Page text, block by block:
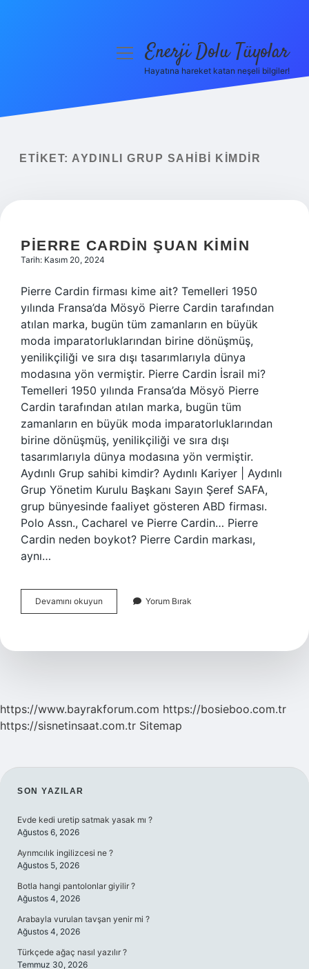
Yasal Uyarı
menüyüEnerji Dolu Tüyolar
Hayatına hareket katan neşeli bilgiler!
ETIKET: AYDINLI GRUP SAHIBI KIMDIR
PIERRE CARDIN ŞUAN KIMIN
Tarih: Kasım 20, 2024
Pierre Cardin firması kime ait? Temelleri 1950
yılında Fransa’da Mösyö Pierre Cardin tarafından
atılan marka, bugün tüm zamanların en büyük
moda imparatorluklarından birine dönüşmüş,
yenilikçiliği ve sıra dışı tasarımlarıyla dünya
modasına yön vermiştir. Pierre Cardin İsrail mi?
Temelleri 1950 yılında Fransa’da Mösyö Pierre
Cardin tarafından atılan marka, bugün tüm
zamanların en büyük moda imparatorluklarından
birine dönüşmüş, yenilikçiliği ve sıra dışı
tasarımlarıyla dünya modasına yön vermiştir.
Aydınlı Grup sahibi kimdir? Aydınlı Kariyer | Aydınlı
Grup Yönetim Kurulu Başkanı Sayın Şeref SAFA,
grup bünyesinde faaliyet gösteren ABD firması.
Polo Assn., Cacharel ve Pierre Cardin… Pierre
Cardin neden boykot? Pierre Cardin markası,
aynı…
Devamını okuyun
Cardin
Yorum Bırak
https://www.bayrakforum.com https://bosieboo.com.tr
https://sisnetinsaat.com.tr Sitemap
SIDEBAR
SON YAZILAR
Evde kedi uretip satmak yasak mı ?
Ağustos 6, 2026
Ayrımcılık ingilizcesi ne ?
Ağustos 5, 2026
Botla hangi pantolonlar giyilir ?
Ağustos 4, 2026
Arabayla vurulan tavşan yenir mi ?
Ağustos 4, 2026
Türkçede ağaç nasıl yazılır ?
Temmuz 30, 2026